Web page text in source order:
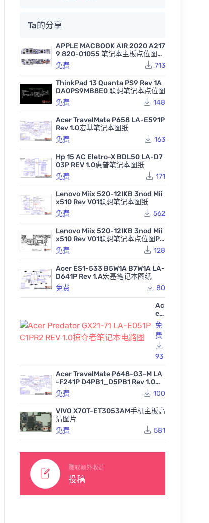
电脑主板点位图合
免费
Gigabyte X570S AORUS
维修点位图TVW
Ta的分享
APPLE MACBOOK AIR 2020 A217
9 820-01055 笔记本主板点位图B
VR
免费 713
ThinkPad 13 Quanta PS9 Rev 1A
DA0PS9MB8E0 联想笔记本点位图
免费
148
Acer TravelMate P658 LA-E591P
Rev 1.0宏基笔记本图纸
免费
163
Hp 15 AC Eletro-X BDL50 LA-D7
03P REV 1.0惠普笔记本图纸
免费
171
Lenovo Miix 520-12IKB 3nod Mii
x510 Rev V01联想笔记本图纸
免费
562
Lenovo Miix 520-12IKB 3nod Mii
x510 Rev V01联想笔记本点位图PD
F
免费 128
Acer ES1-533 B5W1A B7W1A LA-
D641P Rev 1.A宏基笔记本图纸
免费
80
Ac
er
Pr
ed
at
or
GX
21
-7
1 L
A-
E0
51
P
2
RE
记
免
费
93
Acer TravelMate P648-G3-M LA
-F241P D4PB1_D5PB1 Rev 1.0宏
基笔记本图纸
免费 100
VIVO X70T-ET3053AM手机主板高
清图片
免费
581
赚取额外收益
投稿